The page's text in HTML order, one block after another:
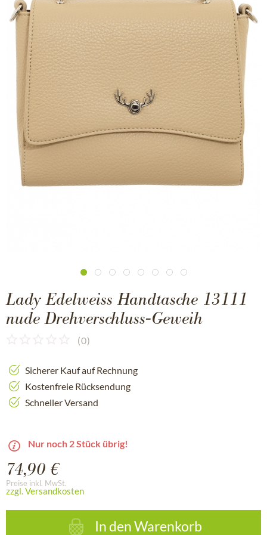
Lady Edelweiss Handtasche 13111
nude Drehverschluss-Geweih
(0)
Sicherer Kauf auf Rechnung
Kostenfreie Rücksendung
Schneller Versand
Nur noch 2 Stück übrig!
74,90 €
Preise inkl. MwSt.
zzgl. Versandkosten
In denWarenkorb